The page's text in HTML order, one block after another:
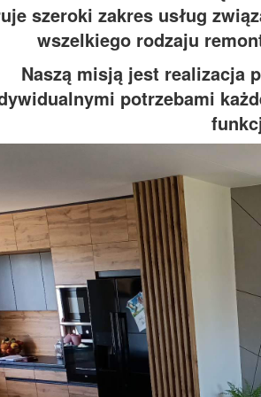
szeroki zakres usług
wszelkiego rodzaju
Naszą misją jest realizacja
potrzebami